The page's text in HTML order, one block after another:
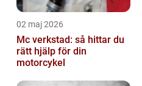
02 maj 2026
Mc verkstad: så hittar du
rätt hjälp för din
motorcykel